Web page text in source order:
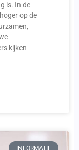
is. In de
op de
kijken
INFORMATIE